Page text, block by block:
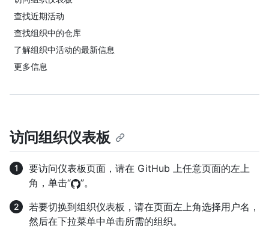
查找近期活动
查找组织中的仓库
了解组织中活动的最新信息
更多信息
访问组织仪表板
要访问仪表板页面，请在 GitHub 上任意页面的左上
角，单击“
”。
若要切换到组织仪表板，请在页面左上角选择用户名，
然后在下拉菜单中单击所需的组织。